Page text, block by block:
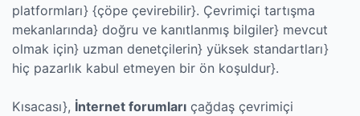
platformları} {çöpe çevirebilir}. Çevrimiçi tartışma
mekanlarında} doğru ve kanıtlanmış bilgiler} mevcut
olmak için} uzman denetçilerin} yüksek standartları}
hiç pazarlık kabul etmeyen bir ön koşuldur}.
Kısacası}, İnternet forumları çağdaş çevrimiçi